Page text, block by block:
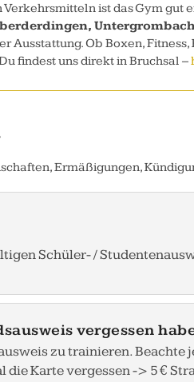
ist das Gym
Ob Boxen,
findest uns direkt in Bruchsal –
Ermäßigungen,
Schüler- /
vergessen
zu trainieren.
Karte vergessen -> 5 €